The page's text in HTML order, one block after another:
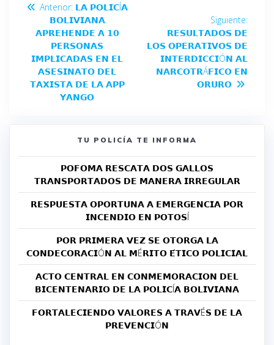
Anterior: 𝗟𝗔 𝗣𝗢𝗟𝗜𝗖Í𝗔
𝗕𝗢𝗟𝗜𝗩𝗜𝗔𝗡𝗔
𝗔𝗣𝗥𝗘𝗛𝗘𝗡𝗗𝗘 𝗔 𝟭𝟬
𝗣𝗘𝗥𝗦𝗢𝗡𝗔𝗦
𝗜𝗠𝗣𝗟𝗜𝗖𝗔𝗗𝗔𝗦 𝗘𝗡 𝗘𝗟
𝗔𝗦𝗘𝗦𝗜𝗡𝗔𝗧𝗢 𝗗𝗘𝗟
𝗧𝗔𝗫𝗜𝗦𝗧𝗔 𝗗𝗘 𝗟𝗔 𝗔𝗣𝗣
𝗬𝗔𝗡𝗚𝗢
Siguiente:
𝗥𝗘𝗦𝗨𝗟𝗧𝗔𝗗𝗢𝗦 𝗗𝗘
𝗟𝗢𝗦 𝗢𝗣𝗘𝗥𝗔𝗧𝗜𝗩𝗢𝗦 𝗗𝗘
𝗜𝗡𝗧𝗘𝗥𝗗𝗜𝗖𝗖𝗜Ó𝗡 𝗔𝗟
𝗡𝗔𝗥𝗖𝗢𝗧𝗥Á𝗙𝗜𝗖𝗢 𝗘𝗡
𝗢𝗥𝗨𝗥𝗢
TU POLICÍA TE INFORMA
𝗣𝗢𝗙𝗢𝗠𝗔 𝗥𝗘𝗦𝗖𝗔𝗧𝗔 𝗗𝗢𝗦 𝗚𝗔𝗟𝗟𝗢𝗦
𝗧𝗥𝗔𝗡𝗦𝗣𝗢𝗥𝗧𝗔𝗗𝗢𝗦 𝗗𝗘 𝗠𝗔𝗡𝗘𝗥𝗔 𝗜𝗥𝗥𝗘𝗚𝗨𝗟𝗔𝗥
𝗥𝗘𝗦𝗣𝗨𝗘𝗦𝗧𝗔 𝗢𝗣𝗢𝗥𝗧𝗨𝗡𝗔 𝗔 𝗘𝗠𝗘𝗥𝗚𝗘𝗡𝗖𝗜𝗔 𝗣𝗢𝗥
𝗜𝗡𝗖𝗘𝗡𝗗𝗜𝗢 𝗘𝗡 𝗣𝗢𝗧𝗢𝗦Í
𝗣𝗢𝗥 𝗣𝗥𝗜𝗠𝗘𝗥𝗔 𝗩𝗘𝗭 𝗦𝗘 𝗢𝗧𝗢𝗥𝗚𝗔 𝗟𝗔
𝗖𝗢𝗡𝗗𝗘𝗖𝗢𝗥𝗔𝗖𝗜Ó𝗡 𝗔𝗟 𝗠É𝗥𝗜𝗧𝗢 𝗘́𝗧𝗜𝗖𝗢 𝗣𝗢𝗟𝗜𝗖𝗜𝗔𝗟
𝗔𝗖𝗧𝗢 𝗖𝗘𝗡𝗧𝗥𝗔𝗟 𝗘𝗡 𝗖𝗢𝗡𝗠𝗘𝗠𝗢𝗥𝗔𝗖𝗜𝗢𝗡 𝗗𝗘𝗟
𝗕𝗜𝗖𝗘𝗡𝗧𝗘𝗡𝗔𝗥𝗜𝗢 𝗗𝗘 𝗟𝗔 𝗣𝗢𝗟𝗜𝗖Í𝗔 𝗕𝗢𝗟𝗜𝗩𝗜𝗔𝗡𝗔
𝗙𝗢𝗥𝗧𝗔𝗟𝗘𝗖𝗜𝗘𝗡𝗗𝗢 𝗩𝗔𝗟𝗢𝗥𝗘𝗦 𝗔 𝗧𝗥𝗔𝗩É𝗦 𝗗𝗘 𝗟𝗔
𝗣𝗥𝗘𝗩𝗘𝗡𝗖𝗜Ó𝗡